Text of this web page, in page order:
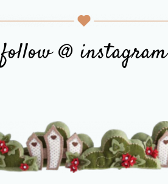
follow @ instagram